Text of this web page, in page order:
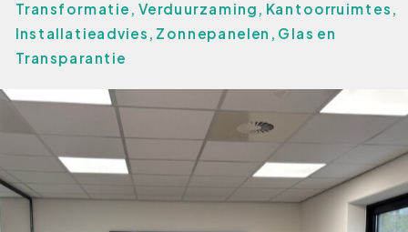
Transformatie, Verduurzaming, Kantoorruimtes,
Installatieadvies, Zonnepanelen, Glas en
Transparantie